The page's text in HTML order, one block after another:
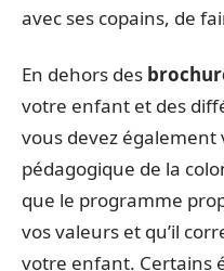
avec ses copains, de
En dehors des
votre enfant et des
vous devez
pédagogique de la
que le programme
vos valeurs et qu’il
votre enfant. Certains